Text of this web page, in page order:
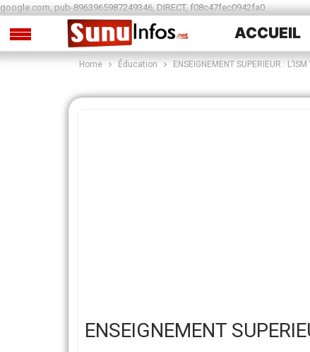
google.com, pub-8963965987249346, DIRECT, f08c47fec0942fa0
ACCUEIL
SPORTS
Home Éducation ENSEIGNEMENT SUPERIEUR :
ENSEIGNEMENT